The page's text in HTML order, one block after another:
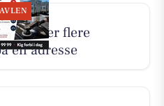
flere
én adresse